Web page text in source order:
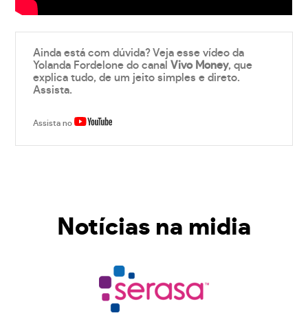
Ainda está com dúvida? Veja esse vídeo da
Yolanda Fordelone do canalVivo Money, que
explica tudo, de um jeito simples e direto.
Assista.
Assista no
Notícias na midia